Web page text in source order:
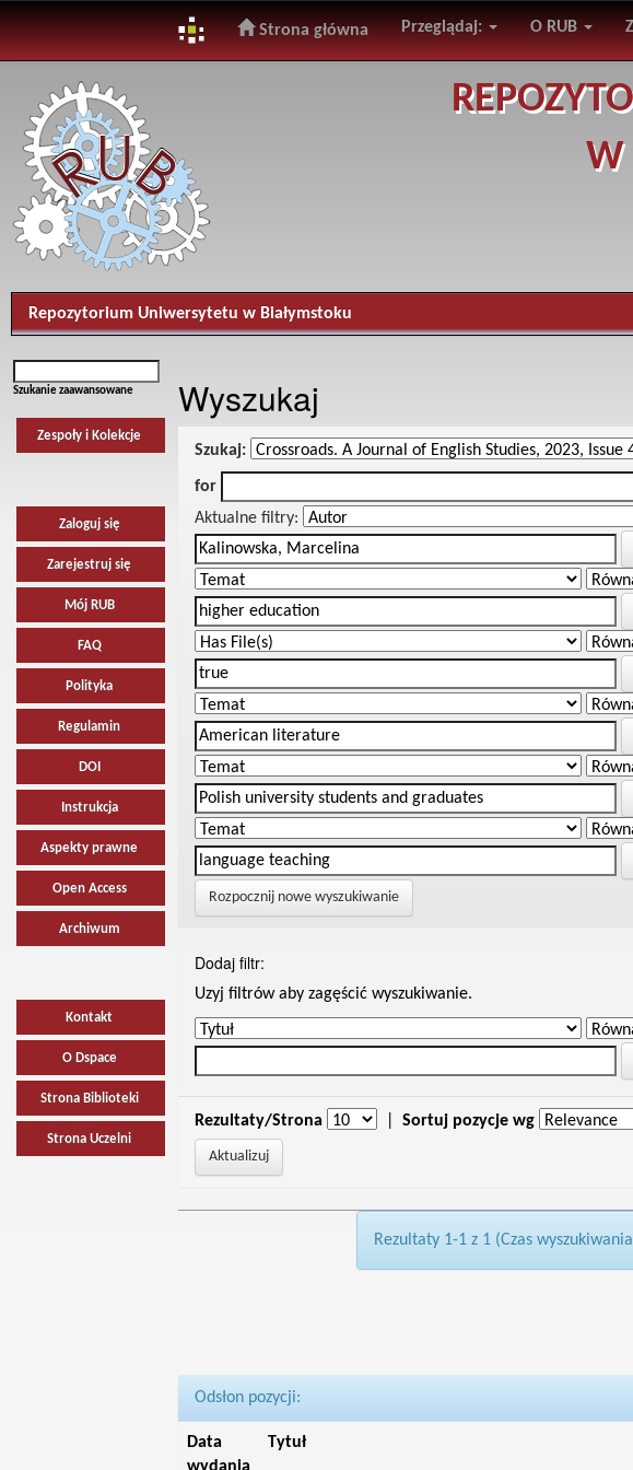
navigation
Strona główna Przeglądaj: O RUB
W
Repozytorium Uniwersytetu w Białymstoku
Szukanie zaawansowane
Zespoły i Kolekcje
Zaloguj się
Zarejestruj się
Mój RUB
FAQ
Polityka
Regulamin
DOI
Instrukcja
Aspekty prawne
Open Access
Archiwum
Kontakt
O Dspace
Strona Biblioteki
Strona Uczelni
Wyszukaj
Szukaj:
for
Aktualne filtry:
Rozpocznij nowe wyszukiwanie
Dodaj filtr:
Uzyj filtrów aby zagęścić wyszukiwanie.
Rezultaty/Strona Sortuj pozycje wg
Rezultaty 1-1 z 1 (Czas
Odsłon pozycji:
Data
Tytuł